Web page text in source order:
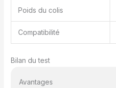
Poids du colis
Compatibilité
Bilan du test
Avantages